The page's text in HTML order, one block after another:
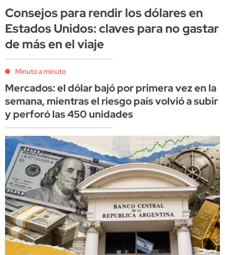
Consejos para rendir los dólares en
Estados Unidos: claves para no gastar
de más en el viaje
Minuto a minuto
Mercados: el dólar bajó por primera vez en la
semana, mientras el riesgo país volvió a subir
y perforó las 450 unidades